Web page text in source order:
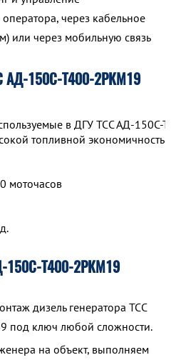
через кабельное
или через мобильную связь
АД-150С-Т400-2РКМ19
в ДГУ ТСС АД-150С-
топливной экономичностью.
моточасов
150С-Т400-2РКМ19
дизель генератора ТСС
под ключ любой сложности.
на объект, выполняем